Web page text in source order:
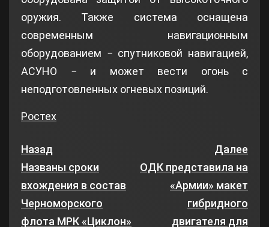
оружия. Также система оснащена
современным навигационным
оборудованием − спутниковой навигацией,
АСУНО − и может вести огонь с
неподготовленных огневых позиций.
Ростех
Назад
Названы сроки
вхождения в состав
Черноморского
флота МРК «Циклон»
Далее
ОДК представила на
«Армии» макет
гибридного
двигателя для